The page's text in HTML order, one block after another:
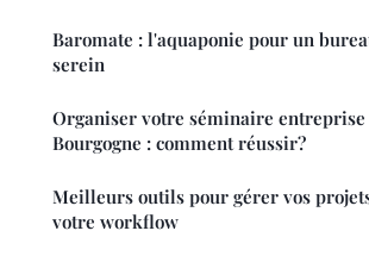
Baromate : l'aquaponie pour un
serein
Organiser votre séminaire entreprise
Bourgogne : comment réussir?
Meilleurs outils pour gérer vos
votre workflow